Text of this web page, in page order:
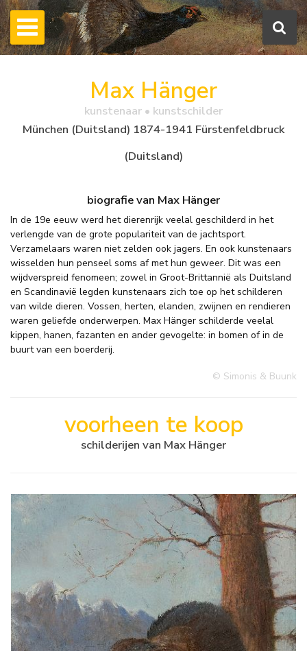
Max Hänger
kunstenaar • kunstschilder
München (Duitsland) 1874-1941 Fürstenfeldbruck
(Duitsland)
biografie van Max Hänger
In de 19e eeuw werd het dierenrijk veelal geschilderd in het
verlengde van de grote populariteit van de jachtsport.
Verzamelaars waren niet zelden ook jagers. En ook kunstenaars
wisselden hun penseel soms af met hun geweer. Dit was een
wijdverspreid fenomeen; zowel in Groot-Brittannië als Duitsland
en Scandinavië legden kunstenaars zich toe op het schilderen
van wilde dieren. Vossen, herten, elanden, zwijnen en rendieren
waren geliefde onderwerpen. Max Hänger schilderde veelal
kippen, hanen, fazanten en ander gevogelte: in bomen of in de
buurt van een boerderij.
© Simonis & Buunk
voorheen te koop
schilderijen van Max Hänger